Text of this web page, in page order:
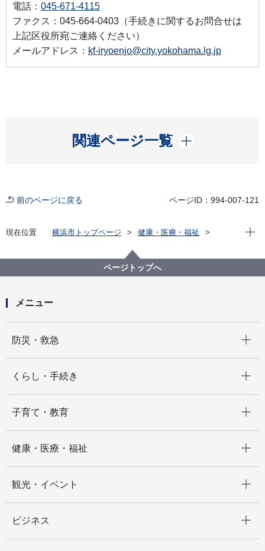
電話： 045-671-4115
ファクス：045-664-0403（手続きに関するお問合せは
上記区役所宛ご連絡ください）
メールアドレス： kf-iryoenjo@city.yokohama.lg.jp
関連ページ一覧
開く
前のページに戻る ページID：994-007-121
現在位置 横浜市トップページ
健康・医療・福祉
現在
ページトップへ
メニュー
防災・救急
くらし・手続き
子育て・教育
健康・医療・福祉
観光・イベント
ビジネス